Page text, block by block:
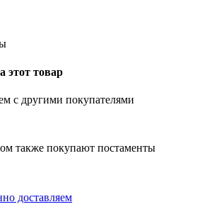
этот товар
с другими покупателями
также покупают постаменты
доставляем